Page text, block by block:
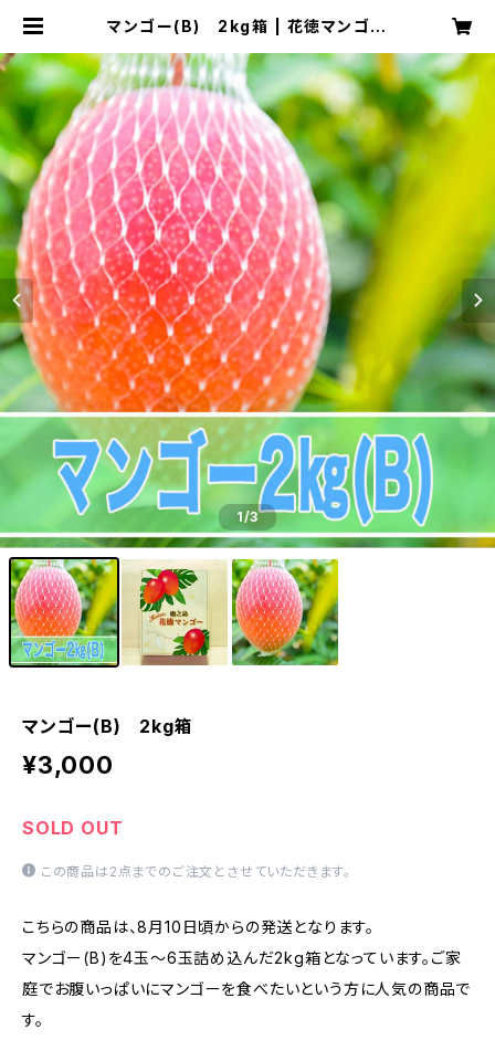
マンゴー(B) 2kg箱 | 花徳マンゴー
1/3
マンゴー(B) 2kg箱
¥3,000
SOLD OUT
この商品は2点までのご注文とさせていただきます。
こちらの商品は、8月10日頃からの発送となります。
マンゴー(B)を4玉～6玉詰め込んだ2kg箱となっています。ご家
庭でお腹いっぱいにマンゴーを食べたいという方に人気の商品で
す。